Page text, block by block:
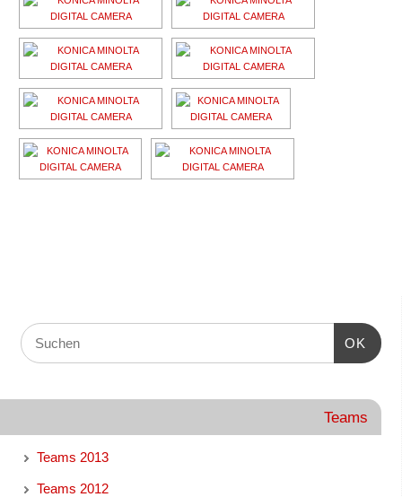
OK
Teams
Teams 2013
Teams 2012